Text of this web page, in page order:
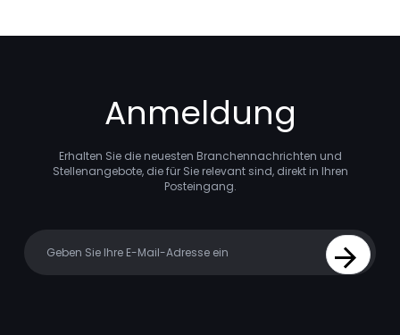
Anmeldung
Erhalten Sie die neuesten Branchennachrichten und
Stellenangebote, die für Sie relevant sind, direkt in Ihren
Posteingang.
Sign Up